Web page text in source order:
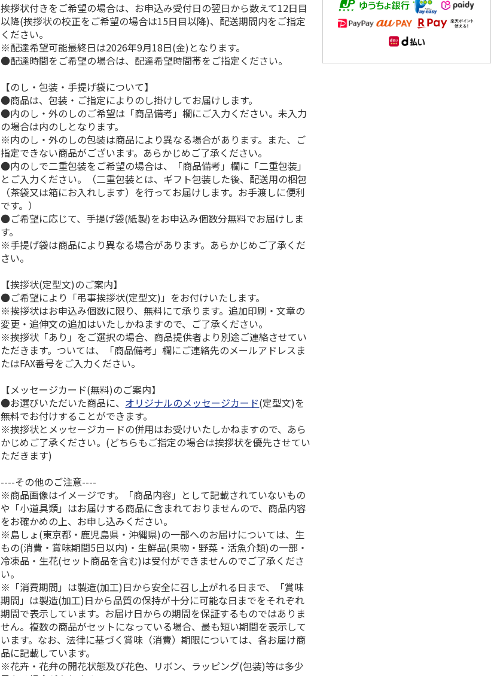
挨拶状付きをご希望の場合は、お申込み受付日の翌日から数えて12日目
以降(挨拶状の校正をご希望の場合は15日目以降)、配送期間内をご指定
ください。
※配達希望可能最終日は2026年9月18日(金)となります。
●配達時間をご希望の場合は、配達希望時間帯をご指定ください。
【のし・包装・手提げ袋について】
●商品は、包装・ご指定によりのし掛けしてお届けします。
●内のし・外のしのご希望は「商品備考」欄にご入力ください。未入力
の場合は内のしとなります。
※内のし・外のしの包装は商品により異なる場合があります。また、ご
指定できない商品がございます。あらかじめご了承ください。
●内のしで二重包装をご希望の場合は、「商品備考」欄に「二重包装」
とご入力ください。（二重包装とは、ギフト包装した後、配送用の梱包
（茶袋又は箱にお入れします）を行ってお届けします。お手渡しに便利
です。）
●ご希望に応じて、手提げ袋(紙製)をお申込み個数分無料でお届けしま
す。
※手提げ袋は商品により異なる場合があります。あらかじめご了承くだ
さい。
【挨拶状(定型文)のご案内】
●ご希望により「弔事挨拶状(定型文)」をお付けいたします。
※挨拶状はお申込み個数に限り、無料にて承ります。追加印刷・文章の
変更・追伸文の追加はいたしかねますので、ご了承ください。
※挨拶状「あり」をご選択の場合、商品提供者より別途ご連絡させてい
ただきます。ついては、「商品備考」欄にご連絡先のメールアドレスま
たはFAX番号をご入力ください。
【メッセージカード(無料)のご案内】
●お選びいただいた商品に、 オリジナルのメッセージカード(定型文)を
無料でお付けすることができます。
※挨拶状とメッセージカードの併用はお受けいたしかねますので、あら
かじめご了承ください。(どちらもご指定の場合は挨拶状を優先させてい
ただきます)
----その他のご注意----
※商品画像はイメージです。「商品内容」として記載されていないもの
や「小道具類」はお届けする商品に含まれておりませんので、商品内容
をお確かめの上、お申し込みください。
※島しょ(東京都・鹿児島県・沖縄県)の一部へのお届けについては、生
もの(消費・賞味期間5日以内)・生鮮品(果物・野菜・活魚介類)の一部・
冷凍品・生花(セット商品を含む)は受付ができませんのでご了承くださ
い。
※「消費期間」は製造(加工)日から安全に召し上がれる日まで、「賞味
期間」は製造(加工)日から品質の保持が十分に可能な日までをそれぞれ
期間で表示しています。お届け日からの期間を保証するものではありま
せん。複数の商品がセットになっている場合、最も短い期間を表示して
います。なお、法律に基づく賞味（消費）期限については、各お届け商
品に記載しています。
※花卉・花弁の開花状態及び花色、リボン、ラッピング(包装)等は多少